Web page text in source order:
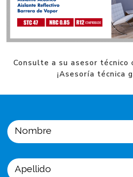
Consulte a su asesor técnico
¡Asesoría técnica